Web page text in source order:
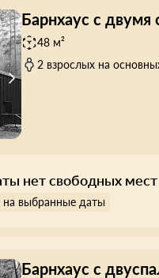
Барнхаус с
48 м²
2 взрослых на
нет свободных мест
выбранные даты
Барнхаус с